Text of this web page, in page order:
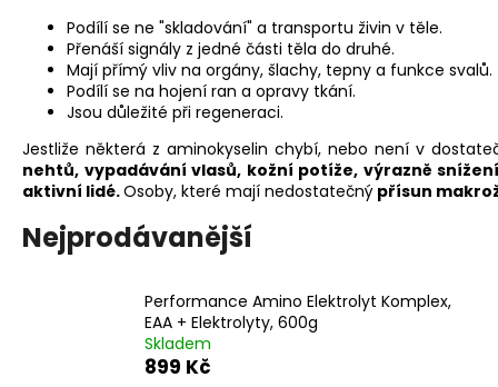
Podílí se ne "skladování" a transportu živin v těle.
Přenáší signály z jedné části těla do druhé.
Mají přímý vliv na orgány, šlachy, tepny a funkce svalů.
Podílí se na hojení ran a opravy tkání.
Jsou důležité při regeneraci.
Jestliže některá z aminokyselin chybí, nebo není v
nehtů, vypadávání vlasů, kožní potíže, výrazně
aktivní lidé.Osoby, které mají nedostatečný přísun
Nejprodávanější
Performance Amino Elektrolyt Komplex,
EAA + Elektrolyty, 600g
Skladem
899 Kč